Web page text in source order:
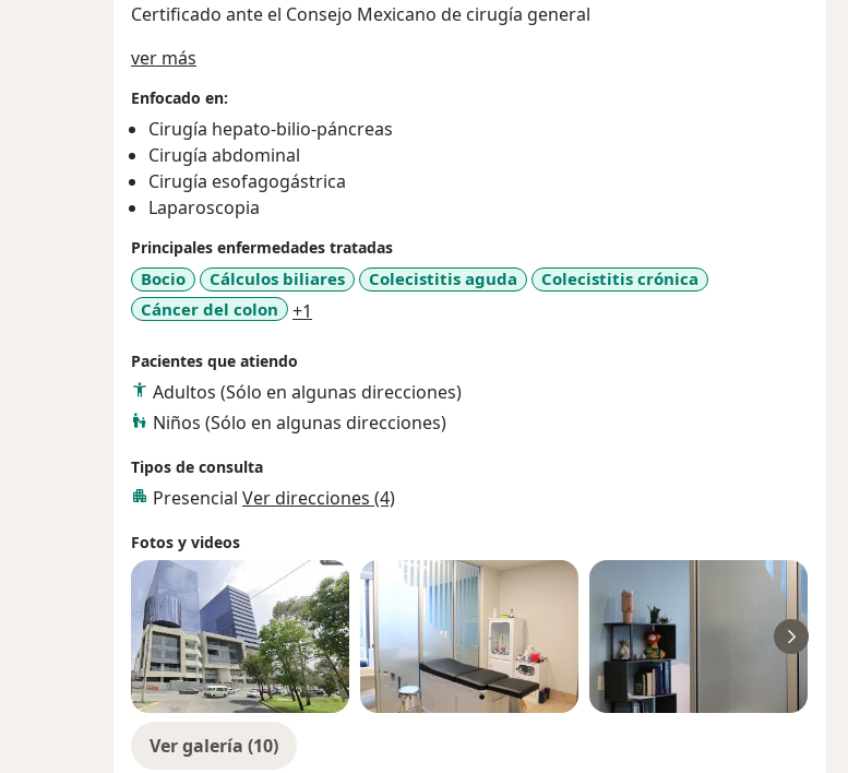
Certificado ante el Consejo Mexicano de cirugía general
ver más
Enfocado en:
Cirugía hepato-bilio-páncreas
Cirugía abdominal
Cirugía esofagogástrica
Laparoscopia
Principales enfermedades tratadas
Bocio Cálculos biliares Colecistitis aguda
Colecistitis crónica
Cáncer del colon
+1
Pacientes que atiendo
Adultos (Sólo en algunas direcciones)
Niños (Sólo en algunas direcciones)
Tipos de consulta
Presencial Ver direcciones (4)
Fotos y videos
Ver galería (10)